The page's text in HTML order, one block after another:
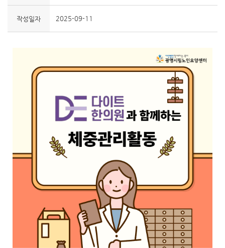
작성일자 2025-09-11